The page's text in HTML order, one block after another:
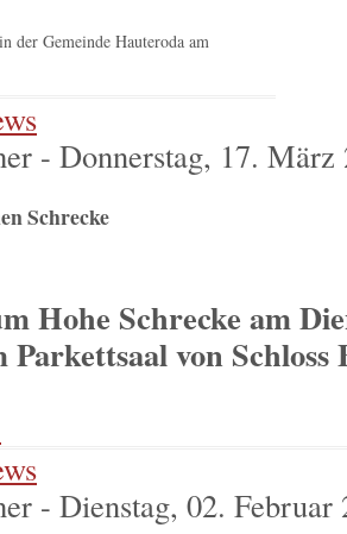
der Gemeinde Hauteroda am
- Donnerstag, 17. März
Schrecke
Hohe Schrecke am
von Schloss
- Dienstag, 02. Februar